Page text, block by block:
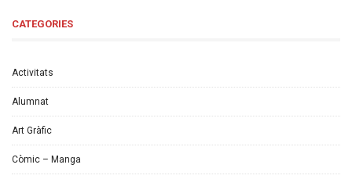
CATEGORIES
Activitats
Alumnat
Art Gràfic
Còmic – Manga